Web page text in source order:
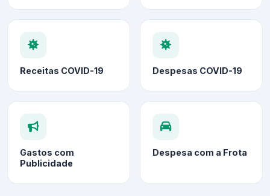
Receitas COVID-19 Despesas COVID-19
Gastos com
Publicidade
Despesa com a Frota